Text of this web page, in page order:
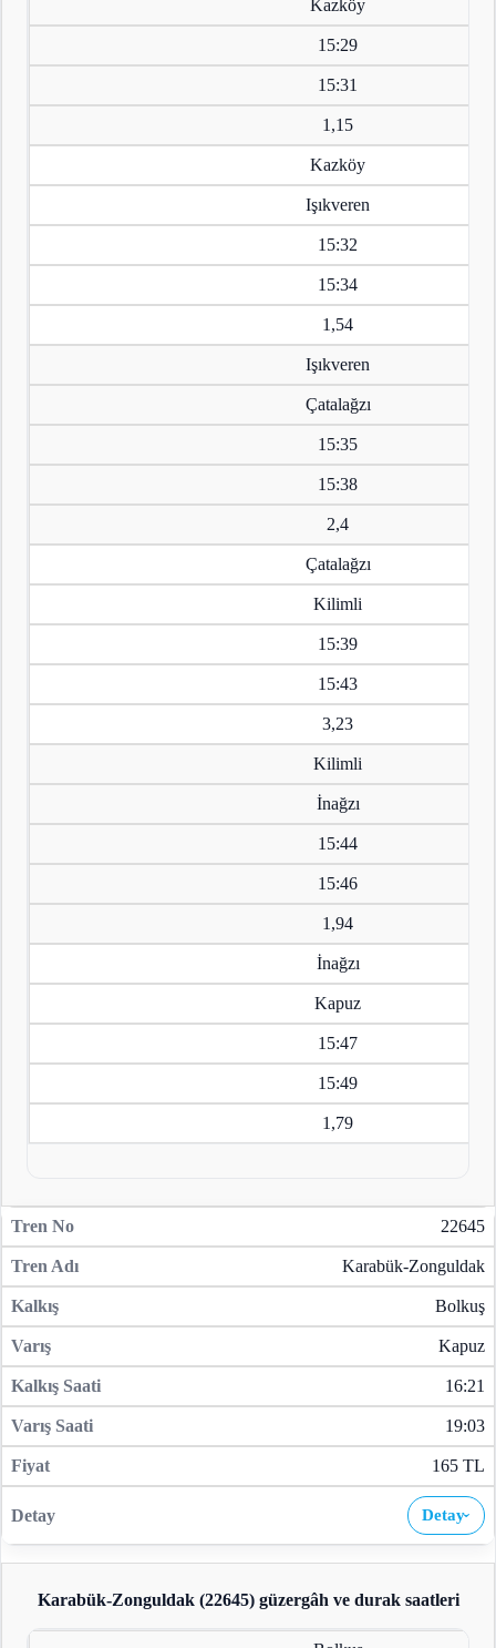
Kazköy
15:29
15:31
1,15
Kazköy
Işıkveren
15:32
15:34
1,54
Işıkveren
Çatalağzı
15:35
15:38
2,4
Çatalağzı
Kilimli
15:39
15:43
3,23
Kilimli
İnağzı
15:44
15:46
1,94
İnağzı
Kapuz
15:47
15:49
1,79
22645
Karabük-Zonguldak
Bolkuş
Kapuz
16:21
19:03
165 TL
Detay›
Karabük-Zonguldak (22645)güzergâh ve durak saatleri